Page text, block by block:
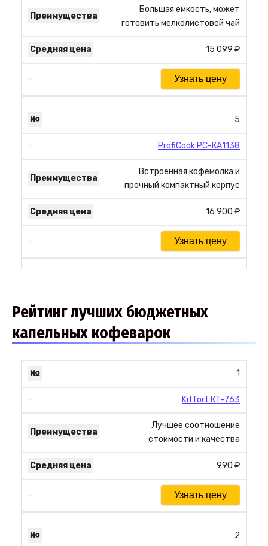
Большая емкость, может
готовить мелколистовой чай
15 099 ₽
Узнать цену
5
ProfiCook PC-КА1138
Встроенная кофемолка и
прочный компактный корпус
16 900 ₽
Узнать цену
Рейтинг лучших бюджетных
капельных кофеварок
1
Kitfort КТ-763
Лучшее соотношение
стоимости и качества
990 ₽
Узнать цену
2